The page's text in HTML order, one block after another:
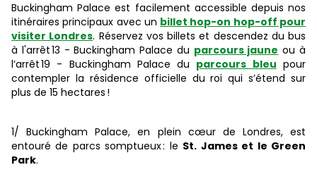
Buckingham Palace est facilement accessible depuis nos
itinéraires principaux avec un billet hop-on hop-off pour
visiter Londres. Réservez vos billets et descendez du bus
à l'arrêt 13 - Buckingham Palace du parcours jaune ou à
l’arrêt 19 - Buckingham Palace du parcours bleu pour
contempler la résidence officielle du roi qui s’étend sur
plus de 15 hectares !
1/ Buckingham Palace, en plein cœur de Londres, est
entouré de parcs somptueux : le St. James et le Green
Park.